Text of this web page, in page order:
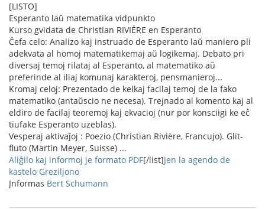
[LISTO]
Esperanto laŭ matematika vidpunkto
Kurso gvidata de Christian RIVIÉRE en Esperanto
Ĉefa celo: Analizo kaj instruado de Esperanto laŭ maniero pli
adekvata al homoj matematikemaj aŭ logikemaj. Debato pri
diversaj temoj rilataj al Esperanto, al matematiko aŭ
preferinde al iliaj komunaj karakteroj, pensmanieroj...
Kromaj celoj: Prezentado de kelkaj facilaj temoj de la fako
matematiko (antaŭscio ne necesa). Trejnado al komento kaj al
eldiro de facilaj teoremoj kaj ekvacioj (nur por konsciigi ke eĉ
tiufake Esperanto uzeblas).
Vesperaj aktivaĵoj : Poezio (Christian Rivière, Francujo). Glit-
fluto (Martin Meyer, Suisse) ...
Aliĝilo kaj informoj je formato PDF[/list]Jen la agendo de
kastelo Greziljono
Jnformas Bert Schumann